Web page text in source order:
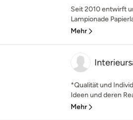
Seit 2010 entwirft
Lampionade
Mehr
*Qualität und
Ideen und deren
Mehr